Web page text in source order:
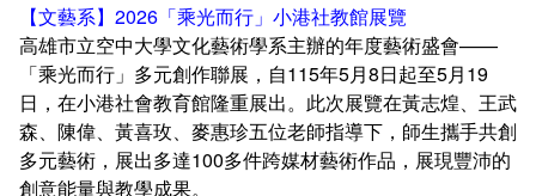
客家文化學分學程
畢業學分配置
學分抵免及減修申請
課程地圖
活動花絮
【文藝系】2026「乘光而行」小港社教館展覽
高雄市立空中大學文化藝術學系主辦的年度藝術盛會——
「乘光而行」多元創作聯展，自115年5月8日起至5月19
日，在小港社會教育館隆重展出。此次展覽在黃志煌、王武
森、陳偉、黃喜玫、麥惠珍五位老師指導下，師生攜手共創
多元藝術，展出多達100多件跨媒材藝術作品，展現豐沛的
創意能量與教學成果。